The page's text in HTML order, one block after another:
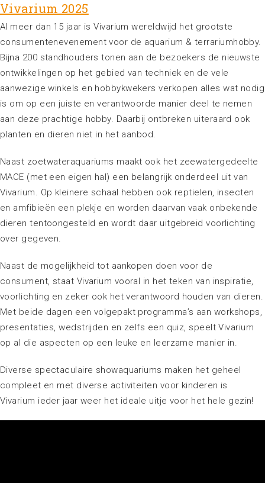
Vivarium 2025
Al meer dan 15 jaar is Vivarium wereldwijd het grootste
consumentenevenement voor de aquarium & terrariumhobby.
Bijna 200 standhouders tonen aan de bezoekers de nieuwste
ontwikkelingen op het gebied van techniek en de vele
aanwezige winkels en hobbykwekers verkopen alles wat nodig
is om op een juiste en verantwoorde manier deel te nemen
aan deze prachtige hobby. Daarbij ontbreken uiteraard ook
planten en dieren niet in het aanbod.
Naast zoetwateraquariums maakt ook het zeewatergedeelte
MACE (met een eigen hal) een belangrijk onderdeel uit van
Vivarium. Op kleinere schaal hebben ook reptielen, insecten
en amfibieën een plekje en worden daarvan vaak onbekende
dieren tentoongesteld en wordt daar uitgebreid voorlichting
over gegeven.
Naast de mogelijkheid tot aankopen doen voor de
consument, staat Vivarium vooral in het teken van inspiratie,
voorlichting en zeker ook het verantwoord houden van dieren.
Met beide dagen een volgepakt programma’s aan workshops,
presentaties, wedstrijden en zelfs een quiz, speelt Vivarium
op al die aspecten op een leuke en leerzame manier in.
Diverse spectaculaire showaquariums maken het geheel
compleet en met diverse activiteiten voor kinderen is
Vivarium ieder jaar weer het ideale uitje voor het hele gezin!